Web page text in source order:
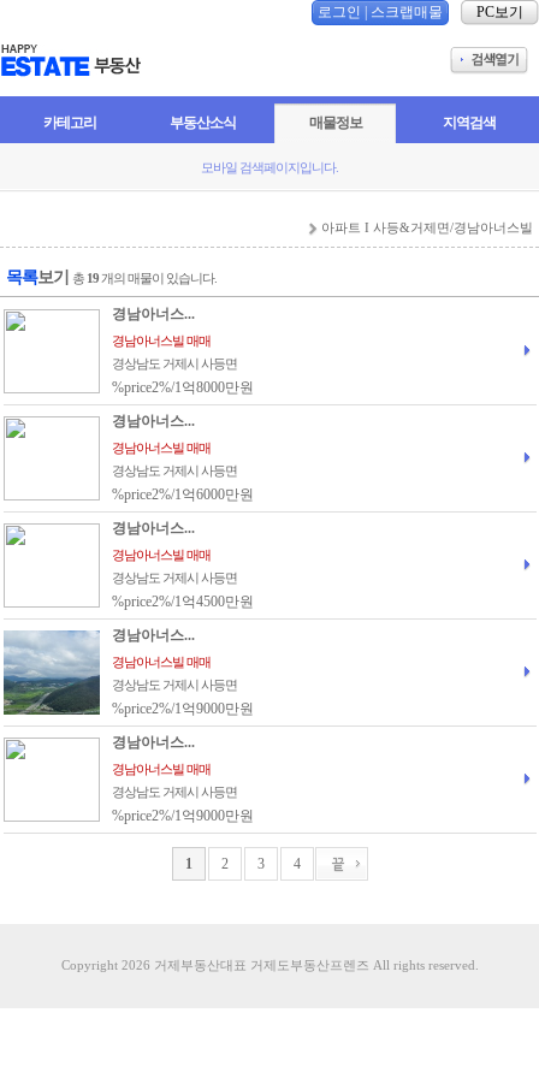
로그인 스크랩매물 PC보기
카테고리 부동산소식 매물정보 지역검색
모바일 검색페이지입니다.
아파트 I 사등&거제면/경남아너스빌
목록보기 총 19 개의 매물이 있습니다.
경남아너스...
경남아너스빌 매매
경상남도 거제시 사등면
%price2%/1억8000만원
경남아너스...
경남아너스빌 매매
경상남도 거제시 사등면
%price2%/1억6000만원
경남아너스...
경남아너스빌 매매
경상남도 거제시 사등면
%price2%/1억4500만원
경남아너스...
경남아너스빌 매매
경상남도 거제시 사등면
%price2%/1억9000만원
경남아너스...
경남아너스빌 매매
경상남도 거제시 사등면
%price2%/1억9000만원
1 2 3 4
Copyright 2026 거제부동산대표 거제도부동산프렌즈 All rights reserved.